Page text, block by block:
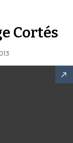
Cortés